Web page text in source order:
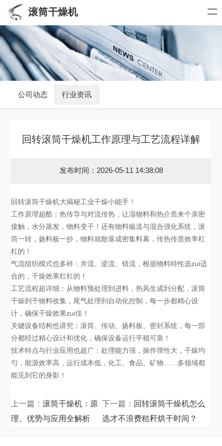
滚筒干燥机
公司动态 行业资讯
回转滚筒干燥机工作原理与工艺流程详解
发布时间：2026-05-11 14:38:08
回转滚筒干燥机大揭秘工业干燥小能手！
工作原理超酷：热传导与对流传热，让湿物料和热介质来个亲密
接触，水分蒸发，物料变干！还有物料输送与混合强化系统，滚
筒一转，扬料板一抄，物料就散落成密集料幕，传热传质效率杠
杠的！
气流组织模式也多样：并流、逆流、错流，根据物料特性选zui适
合的，干燥效果杠杠的！
工艺流程超详细：从物料预处理到进料，热风生成到分配，滚筒
干燥到干物料收集，尾气处理到自动化控制，每一步都精心设
计，确保干燥效果zui佳！
关键设备结构也讲究：滚筒、传动、扬料板、密封系统，每一部
分都经过精心设计和优化，确保设备运行平稳可靠！
技术特点与行业应用也超广：处理能力强，操作弹性大，干燥均
匀，能源效率高，运行成本低，化工、食品、矿物……多领域都
能见到它的身影！
上一篇：滚筒干燥机：原
理、优势与应用全解析
下一篇： 回转滚筒干燥机怎么
选才不浪费秸秆烘干时间？